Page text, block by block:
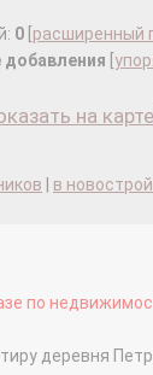
0 расширенный
добавления
на карте
в
по
деревня